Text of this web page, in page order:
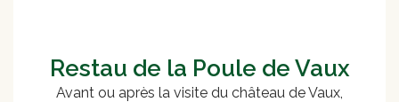
Restau de la Poule de Vaux
Avant ou après la visite du château de Vaux,